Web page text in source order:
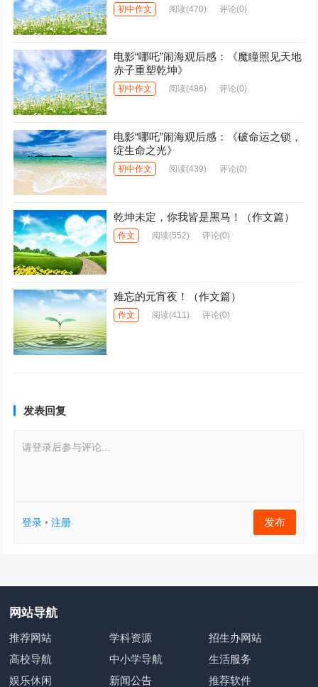
初中作文 阅读(470) 评论(0)
电影“哪吒”闹海观后感：《魔瞳照见天地
赤子重塑乾坤》
初中作文 阅读(486) 评论(0)
电影“哪吒”闹海观后感：《破命运之锁，
绽生命之光》
初中作文 阅读(439) 评论(0)
乾坤未定，你我皆是黑马！（作文篇）
作文 阅读(552) 评论(0)
难忘的元宵夜！（作文篇）
作文 阅读(411) 评论(0)
发表回复
请登录后参与评论...
登录 •注册 发布
网站导航
推荐网站 学科资源
招生办网站
高校导航
中小学导航
生活服务
娱乐休闲
新闻公告
推荐软件